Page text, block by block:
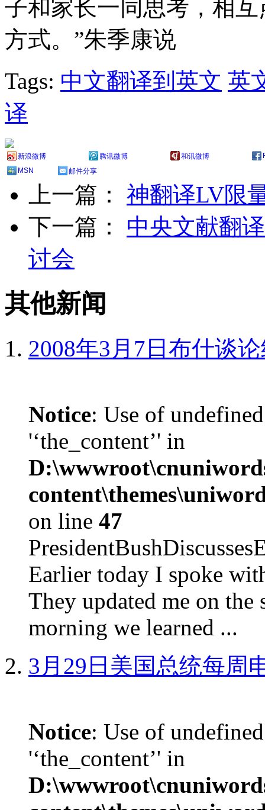
子和家长一同思考，相
方式。”朱季康说
Tags: 中文翻译到英文 英
译
新浪微博 腾讯微博 和讯微博
MSN
邮件分享
上一篇： 神翻译LV限
下一篇： 中央文献翻
讨会
其他新闻
2008年3月7日布什谈
Notice: Use of
'‘the_content’' in
on line 47
Earlier today I spoke
They updated me on the
morning we learned ...
3月29日美国总统每周
Notice: Use of
'‘the_content’' in